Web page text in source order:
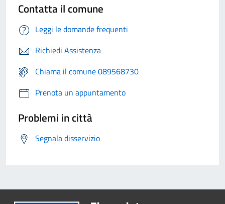
Contatta il comune
Leggi le domande frequenti
Richiedi Assistenza
Chiama il comune 089568730
Prenota un appuntamento
Problemi in città
Segnala disservizio